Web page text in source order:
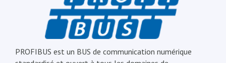
PROFIBUS est un BUS de communication numérique